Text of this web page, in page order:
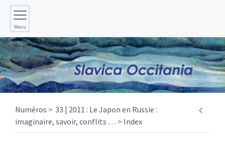
Menu
Numéros
33 | 2011 : Le Japon en Russie :
imaginaire, savoir, conflits … Index